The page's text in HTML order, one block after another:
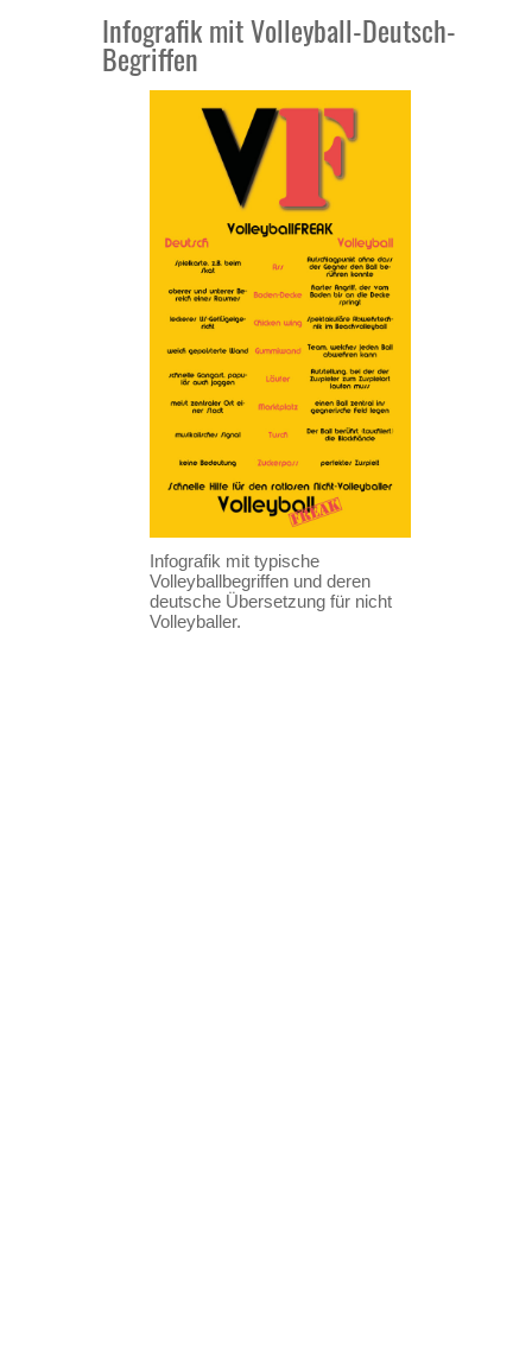
Infografik mit Volleyball-Deutsch-
Begriffen
Infografik mit typische
Volleyballbegriffen und deren
deutsche Übersetzung für nicht
Volleyballer.